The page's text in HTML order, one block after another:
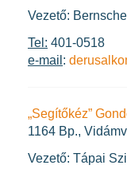
Vezető:
Tel: 401-0518
e-mail :
„Segítőkéz”
1164 Bp.,
Vezető: Tápai